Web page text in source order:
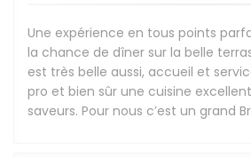
Une expérience en tous points
la chance de dîner sur la belle
est très belle aussi, accueil et
pro et bien sûr une cuisine
saveurs. Pour nous c’est un grand